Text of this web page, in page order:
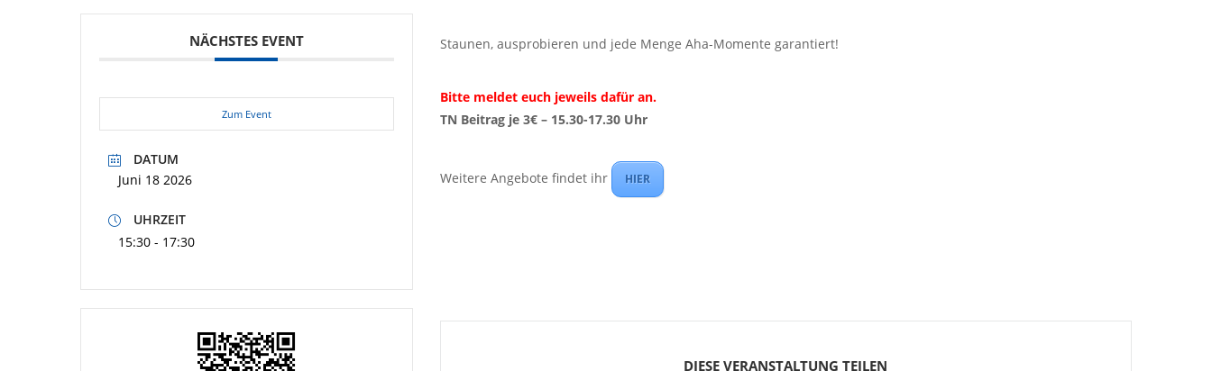
NÄCHSTES EVENT
Zum Event
DATUM
Juni 18 2026
UHRZEIT
15:30 - 17:30
Staunen, ausprobieren und jede Menge Aha-Momente garantiert!
Bitte meldet euch jeweils dafür an.
TN Beitrag je 3€ – 15.30-17.30 Uhr
Weitere Angebote findet ihr HIER
DIESE VERANSTALTUNG TEILEN